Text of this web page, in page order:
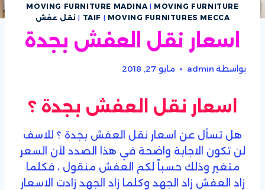
MOVING FURNITURE MADINA | MOVING FURNITURE
TAIF | MOVING FURNITURES MECCA
| نقل عفش
اسعار نقل العفش بجدة
بواسطة admin مايو 27, 2018
اسعار نقل العفش بجدة ؟
هل تسأل عن اسعار نقل العفش بجدة ؟ للاسف
لن تكون الاجابة واضحة في هذا الصدد لأن السعر
متغير وذلك حسباً لكم العفش منقول ، فكلما
زاد العفش زاد الجهد وكلما زاد الجهد زادت الاسعار